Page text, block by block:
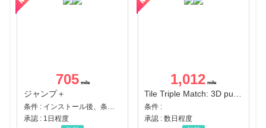
705
ジャンプ＋
承認 : 1日程度
1,012
条件 :
承認 : 数日程度